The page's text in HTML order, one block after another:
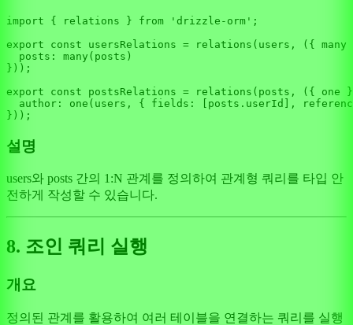
import { relations } from 'drizzle-orm' ;
export
const usersRelations = relations (users, ( { many
posts : many (posts)
}));
export
const postsRelations = relations (posts, ( { one }
author : one (users, { fields : [posts. userId ],
설명
users와 posts 간의 1:N 관계를 정의하여 관계형 쿼리를 타입 안
전하게 작성할 수 있습니다.
8. 조인 쿼리 실행
개요
정의된 관계를 활용하여 여러 테이블을 연결하는 쿼리를 실행